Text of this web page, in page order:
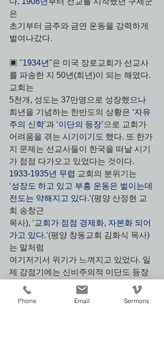
은
초기부터 금주와 금연 운동을 강력하게
벌여나갔다.
▣ "1934년"은 미국 장로교회가 선교사
를 파송한 지 50년(희년)이 되는 해였다.
교회는
5천개, 성도는 37만명으로 성장했으나
희년을 기념하는 한반도의 상황은 ‘자유
주의 신학’과 ‘이단의 등장’으로 교회가
어려움을 겪는 시기이기도 했다. 또 한가
지 문제는 선교사들이 한국을 떠날 시기
가 점점 다가오고 있었다는 것이다.
1933-1935년 무렵 교회의 분위기는
‘성장도 하고 있고 부흥 운동은 벌이는데
전도는 약해지고 있다.’(평양 산정현 교
회 송창근
목사), ‘교회가 점점 경제화, 자본화 되어
가고 있다.’(평양 창동교회 김화식 목사)
는 말처럼
여기저기서 위기가 느껴지고 있었다. 일
제 강점기에는 신비주의적 이단도 등장
했다.
이용도, 유명화(이상 감리교인), 황국주
Phone Email Sermons